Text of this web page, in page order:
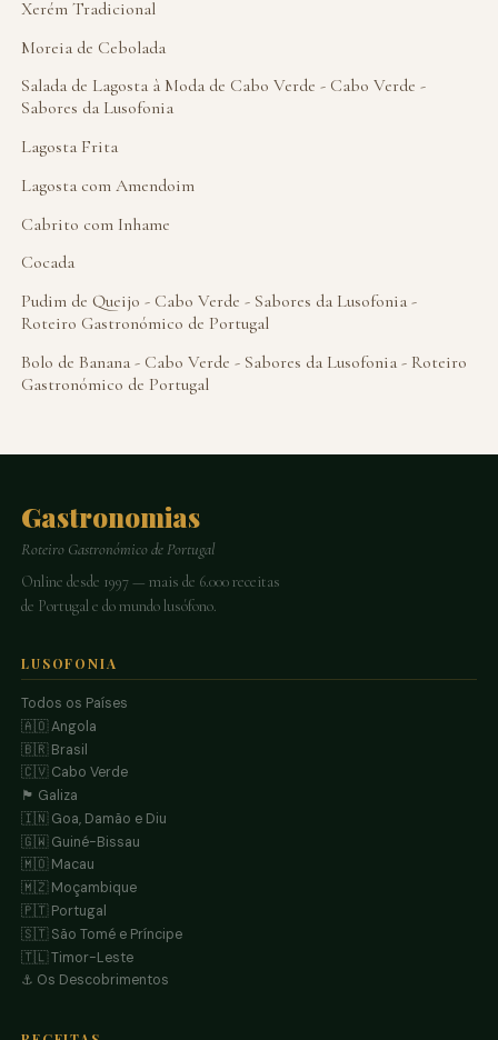
Xerém Tradicional
Moreia de Cebolada
Salada de Lagosta à Moda de Cabo Verde - Cabo Verde -
Sabores da Lusofonia
Lagosta Frita
Lagosta com Amendoim
Cabrito com Inhame
Cocada
Pudim de Queijo - Cabo Verde - Sabores da Lusofonia -
Roteiro Gastronómico de Portugal
Bolo de Banana - Cabo Verde - Sabores da Lusofonia - Roteiro
Gastronómico de Portugal
Gastronomias
Roteiro Gastronómico de Portugal
Online desde 1997 — mais de 6.000 receitas
de Portugal e do mundo lusófono.
LUSOFONIA
Todos os Países
🇦🇴 Angola
🇧🇷 Brasil
🇨🇻 Cabo Verde
🏴 Galiza
🇮🇳 Goa, Damão e Diu
🇬🇼 Guiné-Bissau
🇲🇴 Macau
🇲🇿 Moçambique
🇵🇹 Portugal
🇸🇹 São Tomé e Príncipe
🇹🇱 Timor-Leste
⚓ Os Descobrimentos